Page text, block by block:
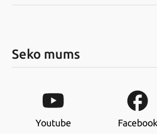
Seko mums
Youtube Facebook